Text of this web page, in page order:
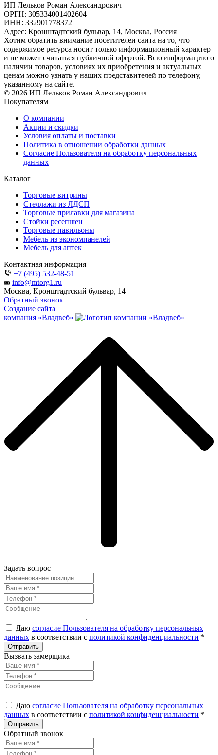
ИП Лельков Роман Александрович
ОРГН: 305334001402604
ИНН: 332901778372
Адрес: Кронштадтский бульвар, 14, Москва, Россия
Хотим обратить внимание посетителей сайта на то, что
содержимое ресурса носит только информационный характер
и не может считаться публичной офертой. Всю информацию о
наличии товаров, условиях их приобретения и актуальных
ценам можно узнать у наших представителей по телефону,
указанному на сайте.
© 2026 ИП Лельков Роман Александрович
Покупателям
О компании
Акции и скидки
Условия оплаты и поставки
Политика в отношении обработки данных
Согласие Пользователя на обработку персональных
данных
Каталог
Торговые витрины
Стеллажи из ЛДСП
Торговые прилавки для магазина
Стойки ресепшен
Торговые павильоны
Мебель из экономпанелей
Мебель для аптек
Контактная информация
+7 (495) 532-48-51
info@mtorg1.ru
Москва, Кронштадтский бульвар, 14
Обратный звонок
Создание сайта
компания «Владвеб»
Задать вопрос
Даю согласие Пользователя на обработку персональных
данных в соответствии с политикой конфиденциальности *
Вызвать замерщика
Даю согласие Пользователя на обработку персональных
данных в соответствии с политикой конфиденциальности *
Обратный звонок